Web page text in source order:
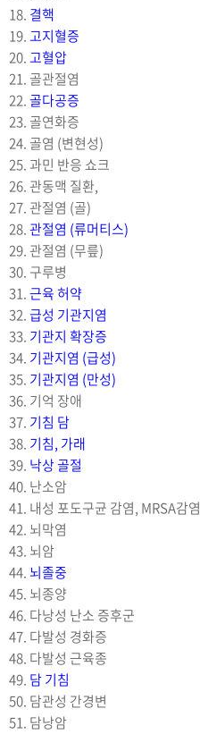
18. 결핵
19.고지혈증
20.고혈압
21. 골관절염
22.골다공증
23. 골연화증
24. 골염 (변현성)
25. 과민 반응 쇼크
26. 관동맥 질환,
27. 관절염 (골)
28.관절염 (류머티스)
29. 관절염 (무릎)
30. 구루병
31.근육 허약
32.급성 기관지염
33. 기관지 확장증
34. 기관지염 (급성)
35. 기관지염 (만성)
36. 기억 장애
37. 기침 담
38. 기침, 가래
39. 낙상 골절
40. 난소암
41. 내성 포도구균 감염, MRSA감염
42. 뇌막염
43. 뇌암
44. 뇌졸중
45. 뇌종양
46. 다낭성 난소 증후군
47. 다발성 경화증
48. 다발성 근육종
49. 담 기침
50. 담관성 간경변
51. 담낭암